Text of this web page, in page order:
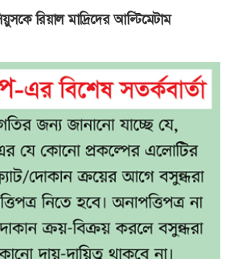
রিয়াল মাদ্রিদের আল্টিমেটাম